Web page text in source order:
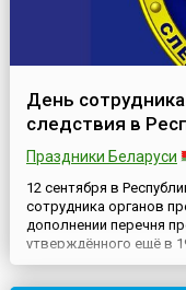
День
следствия в
Праздники Беларуси
12 сентября в
сотрудника органов
дополнении перечня
утверждённого ещё в
страны в 2016 году.В